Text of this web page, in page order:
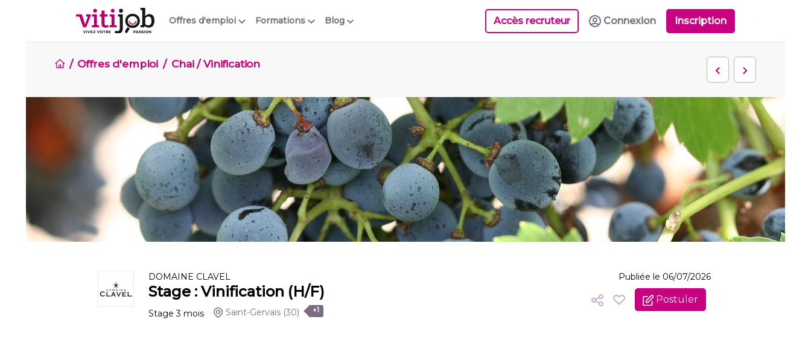
Offres d'emploi Blog
Formations Accès recruteur Connexion Inscription
Offres d'emploi Chai / Vinification
DOMAINE CLAVEL
Stage : Vinification (H/F)
Stage 3 mois Saint-Gervais (30) +1
Publiée le 06/07/2026
Postuler